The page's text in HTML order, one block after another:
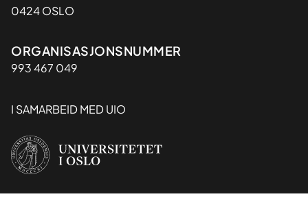
0424 OSLO
Organisasjon
ORGANISASJONSNUMMER
993 467 049
I SAMARBEID MED UIO